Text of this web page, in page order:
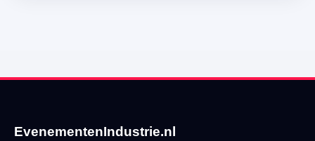
EvenementenIndustrie.nl